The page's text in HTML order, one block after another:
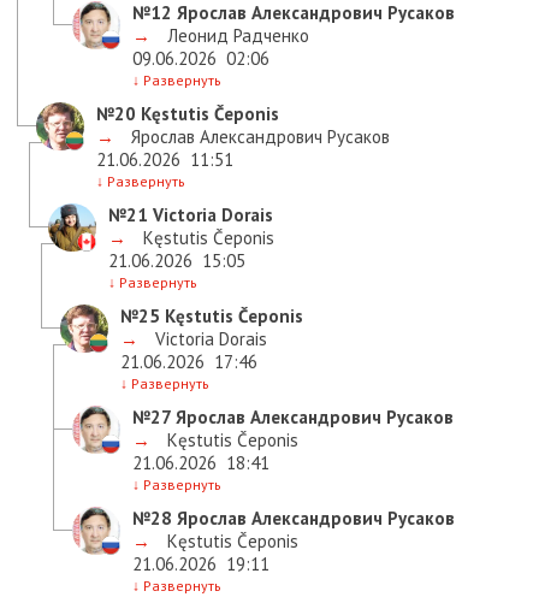
№12 Ярослав Александрович Русаков
→
Леонид Радченко
09.06.2026 02:06
↓ Развернуть
№20 Kęstutis Čeponis
→
Ярослав Александрович Русаков
21.06.2026 11:51
↓ Развернуть
№21 Victoria Dorais
→
Kęstutis Čeponis
21.06.2026 15:05
↓ Развернуть
№25 Kęstutis Čeponis
→
Victoria Dorais
21.06.2026 17:46
↓ Развернуть
№27 Ярослав Александрович Русаков
→
Kęstutis Čeponis
21.06.2026 18:41
↓ Развернуть
№28 Ярослав Александрович Русаков
→
Kęstutis Čeponis
21.06.2026 19:11
↓ Развернуть